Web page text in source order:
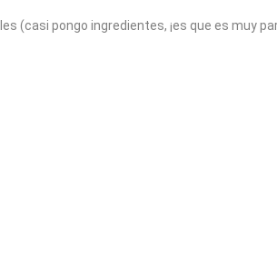
(casi pongo ingredientes, ¡es que es muy